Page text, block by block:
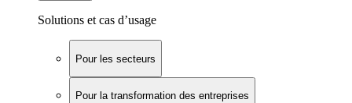
Solutions et cas d’usage
Pour les secteurs
Pour la transformation des entreprises